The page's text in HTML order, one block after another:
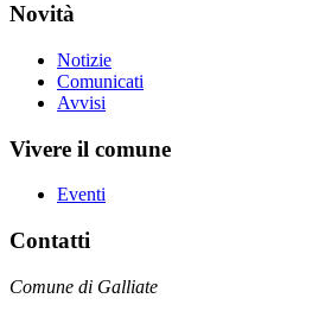
Novità
Notizie
Comunicati
Avvisi
Vivere il comune
Eventi
Contatti
Comune di Galliate